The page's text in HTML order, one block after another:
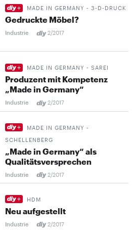
MADE IN GERMANY - 3-D-DRUCK
Gedruckte Möbel?
Industrie 2/2017
MADE IN GERMANY - SAREI
Produzent mit Kompetenz
„Made in Germany“
Industrie 2/2017
MADE IN GERMANY -
SCHELLENBERG
„Made in Germany“ als
Qualitätsversprechen
Industrie 2/2017
HDM
Neu aufgestellt
Industrie 2/2017